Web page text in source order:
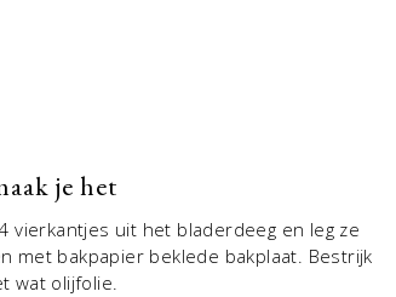
je het
vierkantjes uit het bladerdeeg en leg ze
met bakpapier beklede bakplaat. Bestrijk
wat olijfolie.